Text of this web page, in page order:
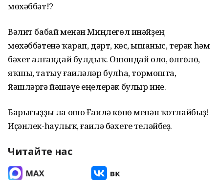
мөхәббәт!?
Вәлит бабай менән Миңлегөл инәйҙең
мөхәббәтенә ҡарап, дәрт, көс, ышаныс, терәк һәм
бәхет алғандай булдыҡ. Ошондай оло, өлгөлө,
яҡшы, татыу ғаиләләр булһа, тормошта,
йәшләргә йәшәүе еңелерәк булыр ине.
Барығыҙҙы ла ошо Ғаилә көнө менән ҡотлайбыҙ!
Иҫәнлек-һаулыҡ, ғаилә бәхете теләйбеҙ.
Читайте нас